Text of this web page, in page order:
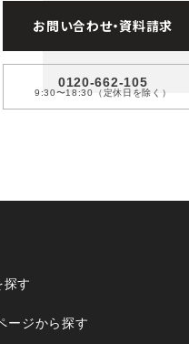
お問い合わせ・資料請求
0120-662-105
9:30〜18:30（定休日を除く）
す
ージから探す